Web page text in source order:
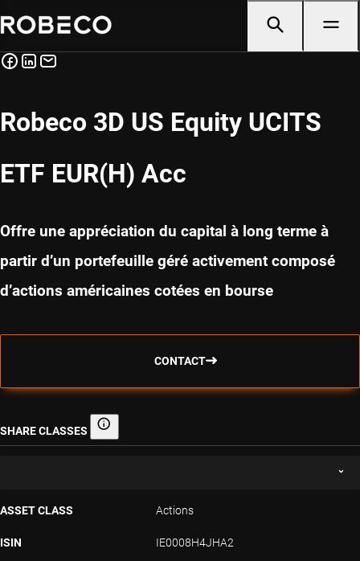
Robeco 3D US Equity UCITS
ETF EUR(H) Acc
Offre une appréciation du capital à long terme à
partir d’un portefeuille géré activement composé
d’actions américaines cotées en bourse
CONTACT
SHARE CLASSES Share classes
ASSET CLASS Actions
ISIN IE0008H4JHA2